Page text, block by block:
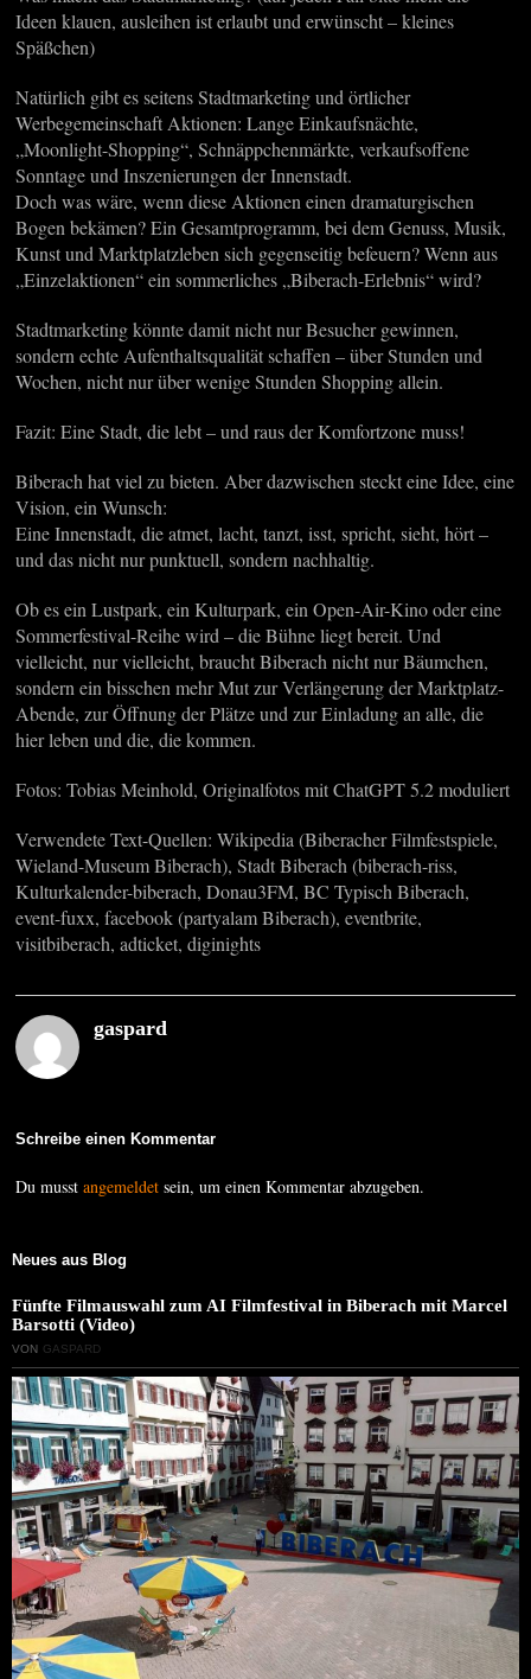
Ideen klauen, ausleihen ist erlaubt und erwünscht – kleines
Späßchen)
Natürlich gibt es seitens Stadtmarketing und örtlicher
Werbegemeinschaft Aktionen: Lange Einkaufsnächte,
„Moonlight-Shopping“, Schnäppchenmärkte, verkaufsoffene
Sonntage und Inszenierungen der Innenstadt.
Doch was wäre, wenn diese Aktionen einen dramaturgischen
Bogen bekämen? Ein Gesamtprogramm, bei dem Genuss, Musik,
Kunst und Marktplatzleben sich gegenseitig befeuern? Wenn aus
„Einzelaktionen“ ein sommerliches „Biberach-Erlebnis“ wird?
Stadtmarketing könnte damit nicht nur Besucher gewinnen,
sondern echte Aufenthaltsqualität schaffen – über Stunden und
Wochen, nicht nur über wenige Stunden Shopping allein.
Fazit: Eine Stadt, die lebt – und raus der Komfortzone muss!
Biberach hat viel zu bieten. Aber dazwischen steckt eine Idee, eine
Vision, ein Wunsch:
Eine Innenstadt, die atmet, lacht, tanzt, isst, spricht, sieht, hört –
und das nicht nur punktuell, sondern nachhaltig.
Ob es ein Lustpark, ein Kulturpark, ein Open-Air-Kino oder eine
Sommerfestival-Reihe wird – die Bühne liegt bereit. Und
vielleicht, nur vielleicht, braucht Biberach nicht nur Bäumchen,
sondern ein bisschen mehr Mut zur Verlängerung der Marktplatz-
Abende, zur Öffnung der Plätze und zur Einladung an alle, die
hier leben und die, die kommen.
Fotos: Tobias Meinhold, Originalfotos mit ChatGPT 5.2 moduliert
Verwendete Text-Quellen: Wikipedia (Biberacher Filmfestspiele,
Wieland-Museum Biberach), Stadt Biberach (biberach-riss,
Kulturkalender-biberach, Donau3FM, BC Typisch Biberach,
event-fuxx, facebook (partyalam Biberach), eventbrite,
visitbiberach, adticket, diginights
gaspard
Schreibe einen Kommentar
Du musstangemeldet sein, um einen Kommentar abzugeben.
Neues aus Blog
Fünfte Filmauswahl zum AI Filmfestival in Biberach mit Marcel
Barsotti (Video)
VON GASPARD